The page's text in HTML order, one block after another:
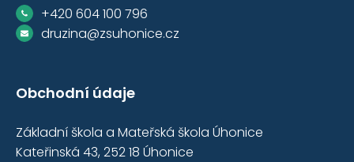
+420 604 100 796
druzina@zsuhonice.cz
Obchodní údaje
Základní škola a Mateřská škola Úhonice
Kateřinská 43, 252 18 Úhonice